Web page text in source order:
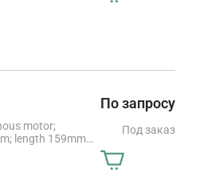
motor;
length 159mm
По запросу
Под заказ